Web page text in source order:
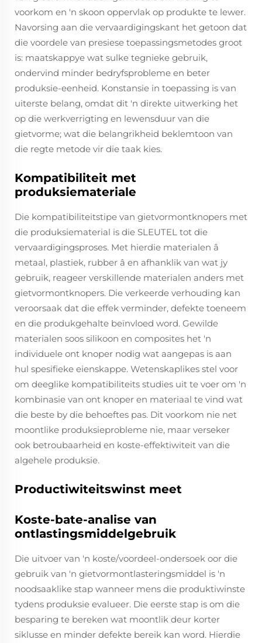
voorkom en 'n skoon oppervlak op produkte te lewer.
Navorsing aan die vervaardigingskant het getoon dat
die voordele van presiese toepassingsmetodes groot
is: maatskappye wat sulke tegnieke gebruik,
ondervind minder bedryfsprobleme en beter
produksie-eenheid. Konstansie in toepassing is van
uiterste belang, omdat dit 'n direkte uitwerking het
op die werkverrigting en lewensduur van die
gietvorme; wat die belangrikheid beklemtoon van
die regte metode vir die taak kies.
Kompatibiliteit met
produksiemateriale
Die kompatibiliteitstipe van gietvormontknopers met
die produksiematerial is die SLEUTEL tot die
vervaardigingsproses. Met hierdie materialen â
metaal, plastiek, rubber â en afhanklik van wat jy
gebruik, reageer verskillende materialen anders met
gietvormontknopers. Die verkeerde verhouding kan
veroorsaak dat die effek verminder, defekte toeneem
en die produkgehalte beïnvloed word. Gewilde
materialen soos silikoon en composites het 'n
individuele ont knoper nodig wat aangepas is aan
hul spesifieke eienskappe. Wetenskaplikes stel voor
om deeglike kompatibiliteits studies uit te voer om 'n
kombinasie van ont knoper en materiaal te vind wat
die beste by die behoeftes pas. Dit voorkom nie net
moontlike produksieprobleme nie, maar verseker
ook betroubaarheid en koste-effektiwiteit van die
algehele produksie.
Productiwiteitswinst meet
Koste-bate-analise van
ontlastingsmiddelgebruik
Die uitvoer van 'n koste/voordeel-ondersoek oor die
gebruik van 'n gietvormontlasteringsmiddel is 'n
noodsaaklike stap wanneer mens die produktiwinste
tydens produksie evalueer. Die eerste stap is om die
besparing te bereken wat moontlik deur korter
siklusse en minder defekte bereik kan word. Hierdie